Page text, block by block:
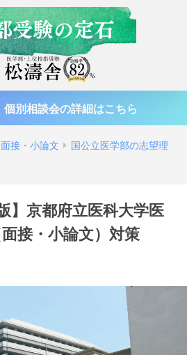
別相談会の詳細はこちら
接・小論文
国公立医学部の志望理
】京都府立医科大学医
接・小論文）対策